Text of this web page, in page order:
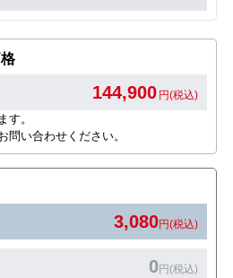
144,900 円(税込)
す。
問い合わせください。
3,080円(税込)
0円(税込)